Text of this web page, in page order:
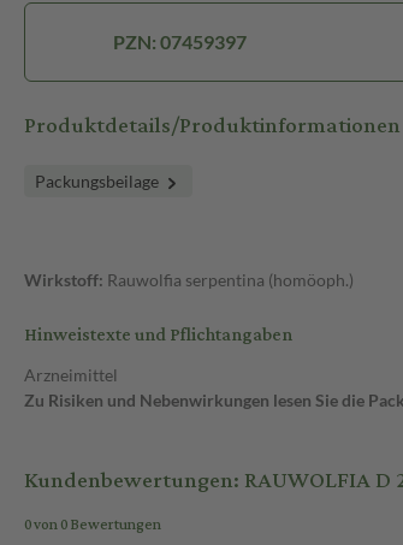
PZN: 07459397
Produktdetails/Produktinformationen
Packungsbeilage
Wirkstoff: Rauwolfia serpentina (homöoph.)
Hinweistexte und Pflichtangaben
Arzneimittel
Zu Risiken und Nebenwirkungen lesen Sie die
Kundenbewertungen: RAUWOLFIA D
0 von 0 Bewertungen